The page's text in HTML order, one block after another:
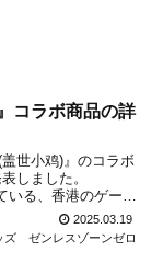
コラボ商品の詳
世小鸡)』のコラボ
しました。
る、香港のゲーミ
ボブランドモデルの
2025.03.19
ズ
ゼンレスゾーンゼロ